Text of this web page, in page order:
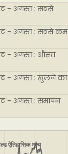
- अगस्त : सबसे
- अगस्त : सबसे कम
- अगस्त : औसत
- अगस्त : खुलने का
- अगस्त : समापन
ऐतिहासिक मूल्य